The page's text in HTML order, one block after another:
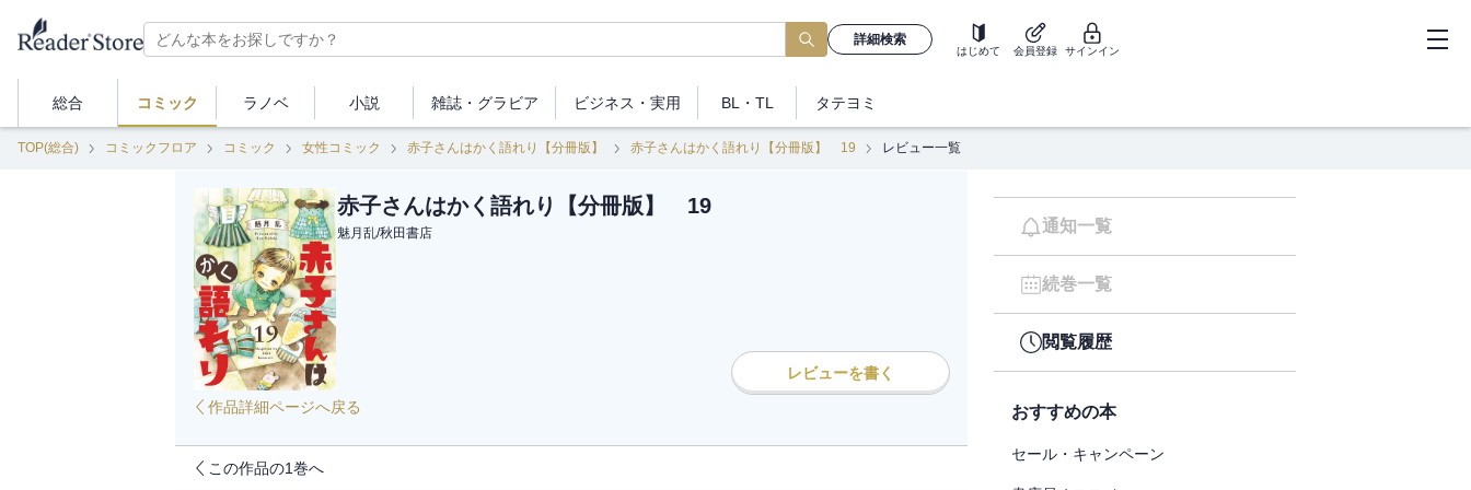
詳細検索
はじめて 会員登録 サインイン
総合 コミック ラノベ 小説 雑誌・ グラビア ビジネス ・実用 BL・TL タテヨミ
TOP(総合) コミックフロア コミック 女性コミック 赤子さんはかく語れり【分冊版】 赤子さんはかく語れり【分冊版】 19 レビュー一覧
赤子さんはかく語れり【分冊版】 19
魅月乱/秋田書店
レビューを書く
作品詳細ページへ戻る
この作品の1巻へ
通知一覧
続巻一覧
閲覧履歴
おすすめの本
セール・キャンペーン